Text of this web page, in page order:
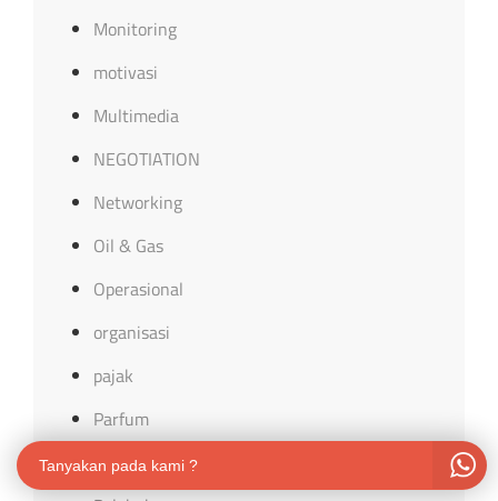
Monitoring
motivasi
Multimedia
NEGOTIATION
Networking
Oil & Gas
Operasional
organisasi
pajak
Parfum
Pasar Modal
Tanyakan pada kami ?